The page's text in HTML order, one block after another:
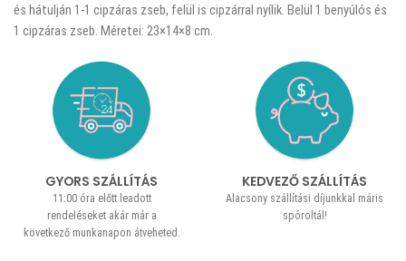
és hátulján 1-1 cipzáras zseb, felül is cipzárral nyílik. Belül 1 benyúlós és
1 cipzáras zseb. Méretei: 23×14×8 cm.
GYORS SZÁLLÍTÁS
11:00 óra előtt leadott
rendeléseket akár már a
következő munkanapon átveheted.
KEDVEZŐ SZÁLLÍTÁS
Alacsony szállítási díjunkkal máris
spóroltál!